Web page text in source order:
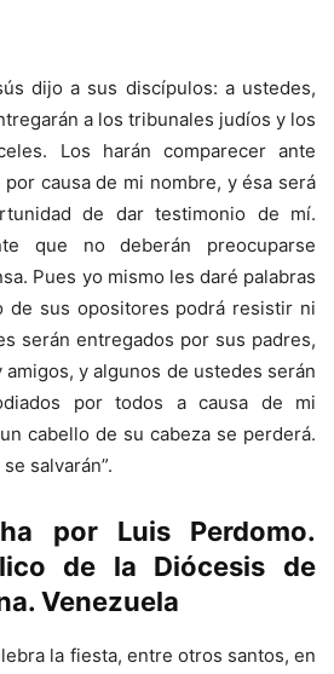
dijo a sus discípulos: a ustedes,
a los tribunales judíos y los
Los harán comparecer ante
causa de mi nombre, y ésa será
de dar testimonio de mí.
que no deberán preocuparse
Pues yo mismo les daré palabras
de sus opositores podrá resistir ni
serán entregados por sus padres,
y algunos de ustedes serán
por todos a causa de mi
cabello de su cabeza se perderá.
salvarán”.
por Luis Perdomo.
de la Diócesis de
Venezuela
la fiesta, entre otros santos, en